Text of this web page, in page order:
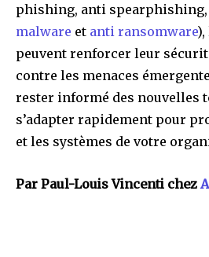
phishing, anti spearphishing,
malware et anti ransomware),
peuvent renforcer leur
contre les menaces
rester informé des nouvelles
s’adapter rapidement pour
et les systèmes de votre
Par Paul-Louis Vincenti chez